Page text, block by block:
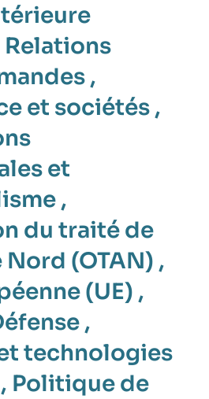
Relations
,
et sociétés ,
et
,
du traité de
(OTAN) ,
(UE) ,
,
technologies
, Politique de